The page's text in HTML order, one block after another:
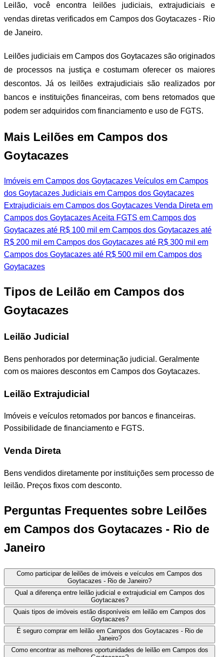
Leilão, você encontra leilões judiciais, extrajudiciais e
vendas diretas verificados em Campos dos Goytacazes - Rio
de Janeiro.
Leilões judiciais em Campos dos Goytacazes são originados
de processos na justiça e costumam oferecer os maiores
descontos. Já os leilões extrajudiciais são realizados por
bancos e instituições financeiras, com bens retomados que
podem ser adquiridos com financiamento e uso de FGTS.
Mais Leilões em Campos dos
Goytacazes
Imóveis em Campos dos Goytacazes Veículos em Campos
dos Goytacazes Judiciais em Campos dos Goytacazes
Extrajudiciais em Campos dos Goytacazes Venda Direta em
Campos dos GoytacazesAceita FGTS em Campos dos
Goytacazes até R$ 100 mil em Campos dos Goytacazes até
R$ 200 mil em Campos dos Goytacazes até R$ 300 mil em
Campos dos Goytacazes até R$ 500 mil em Campos dos
Goytacazes
Tipos de Leilão em Campos dos
Goytacazes
Leilão Judicial
Bens penhorados por determinação judicial. Geralmente
com os maiores descontos em Campos dos Goytacazes.
Leilão Extrajudicial
Imóveis e veículos retomados por bancos e financeiras.
Possibilidade de financiamento e FGTS.
Venda Direta
Bens vendidos diretamente por instituições sem processo de
leilão. Preços fixos com desconto.
Perguntas Frequentes sobre Leilões
em Campos dos Goytacazes - Rio de
Janeiro
Como participar de leilões de imóveis e veículos em Campos dos
Goytacazes - Rio de Janeiro?
Qual a diferença entre leilão judicial e extrajudicial em Campos dos
Goytacazes?
Quais tipos de imóveis estão disponíveis em leilão em Campos dos
Goytacazes?
É seguro comprar em leilão em Campos dos Goytacazes - Rio de
Janeiro?
Como encontrar as melhores oportunidades de leilão em Campos dos